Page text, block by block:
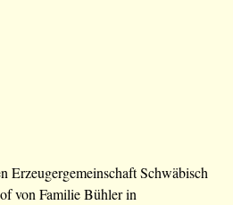
Erzeugergemeinschaft Schwäbisch
von Familie Bühler in